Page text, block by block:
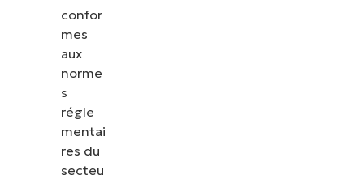
confor
mes
aux
norme
s
régle
mentai
res du
secteu